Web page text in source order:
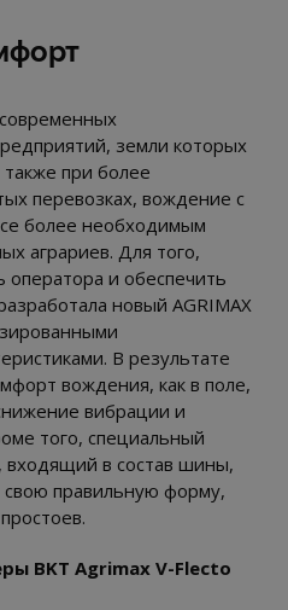
земли которых
при более
перевозках, вождение с
более необходимым
аграриев. Для того,
оператора и обеспечить
новый AGRIMAX
В результате
вождения, как в поле,
вибрации и
того, специальный
входящий в состав шины,
свою правильную форму,
BKT Agrimax V-Flecto